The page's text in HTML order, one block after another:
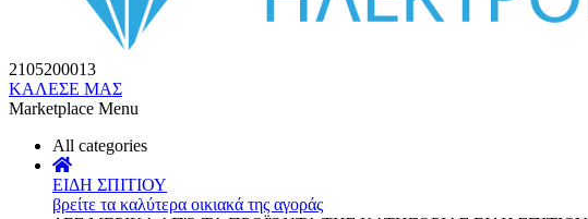
2105200013
ΚΑΛΕΣΕ ΜΑΣ
Marketplace Menu
All categories
ΕΙΔΗ ΣΠΙΤΙΟΥ
βρείτε τα καλύτερα οικιακά της αγοράς